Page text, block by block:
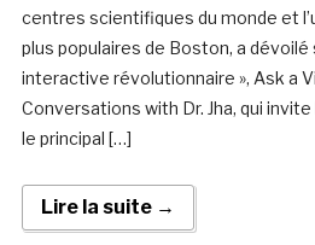
centres scientifiques du monde et
plus populaires de Boston, a
interactive révolutionnaire », Ask a
Conversations with Dr. Jha, qui
le principal […]
Lire la suite →